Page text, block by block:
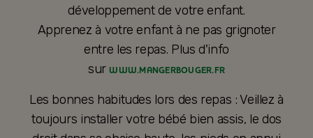
développement de votre enfant.
Apprenez à votre enfant à ne pas grignoter
entre les repas. Plus d'info
surWWW.MANGERBOUGER.FR
Les bonnes habitudes lors des repas : Veillez à
toujours installer votre bébé bien assis, le dos